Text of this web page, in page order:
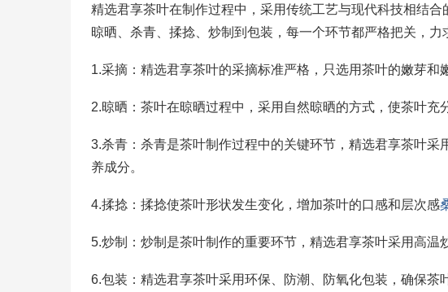
精选君享茶叶在制作过程中，采用传统工艺与现代科技相结合
晾晒、杀青、揉捻、炒制到包装，每一个环节都严格把关，力
1.采摘：精选君享茶叶的采摘标准严格，只选用茶叶的嫩芽和
2.晾晒：茶叶在晾晒过程中，采用自然晾晒的方式，使茶叶充
3.杀青：杀青是茶叶制作过程中的关键环节，精选君享茶叶采
养成分。
4.揉捻：揉捻使茶叶形状发生变化，增加茶叶的口感和层次感
5.炒制：炒制是茶叶制作的重要环节，精选君享茶叶采用高温
6.包装：精选君享茶叶采用环保、防潮、防氧化包装，确保茶